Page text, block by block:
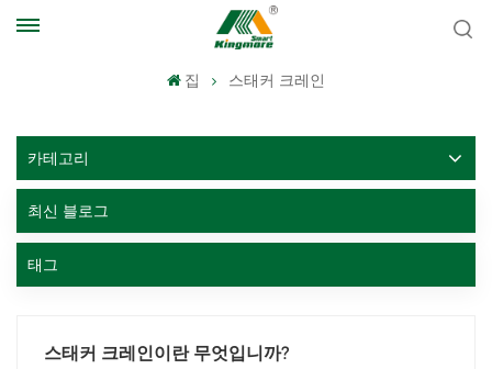
집 스태커 크레인
카테고리
최신 블로그
태그
스태커 크레인이란 무엇입니까?